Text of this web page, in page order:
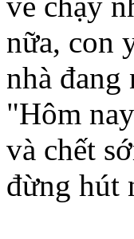
nữa, con
nhà
"Hôm
và chết
đừng hút